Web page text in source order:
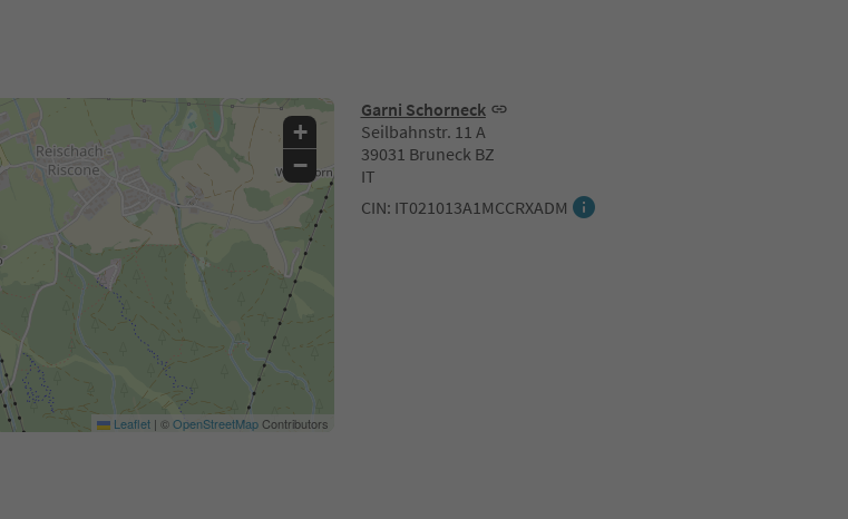
Garni Schorneck
Seilbahnstr. 11 A
39031 Bruneck BZ
IT
CIN: IT021013A1MCCRXADM
+
−
Leaflet | ©OpenStreetMapContributors